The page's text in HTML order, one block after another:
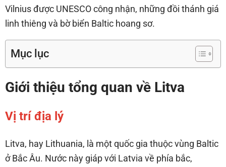
Vilnius được UNESCO công nhận, những đồi thánh giá
linh thiêng và bờ biển Baltic hoang sơ.
Mục lục
Giới thiệu tổng quan về Litva
Vị trí địa lý
Litva, hay Lithuania, là một quốc gia thuộc vùng Baltic
ở Bắc Âu. Nước này giáp với Latvia về phía bắc,